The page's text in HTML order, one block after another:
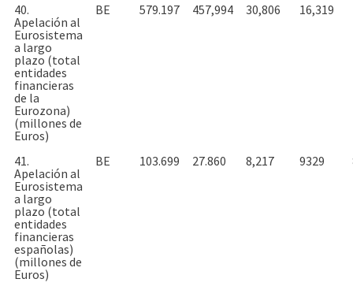
40.
Apelación al
Eurosistema
a largo
plazo (total
entidades
financieras
de la
Eurozona)
(millones de
Euros)
BE 579.197 457,994 30,806 16,319
41.
Apelación al
Eurosistema
a largo
plazo (total
entidades
financieras
españolas)
(millones de
Euros)
BE 103.699 27.860 8,217 9329